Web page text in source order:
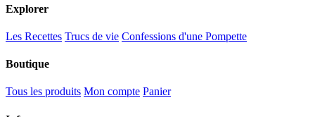
Explorer
Les Recettes Trucs de vie Confessions d'une Pompette
Boutique
Tous les produits Mon compte Panier